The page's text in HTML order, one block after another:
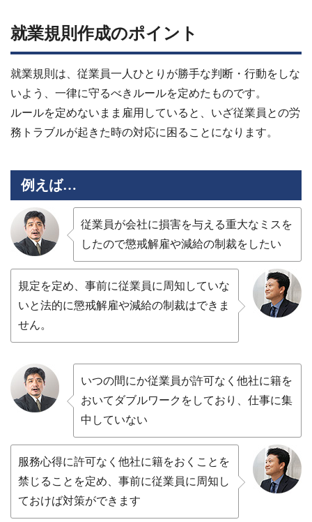
就業規則作成のポイント
就業規則は、従業員一人ひとりが勝手な判断・行動をしな
いよう、一律に守るべきルールを定めたものです。
ルールを定めないまま雇用していると、いざ従業員との労
務トラブルが起きた時の対応に困ることになります。
例えば…
従業員が会社に損害を与える重大なミスを
したので懲戒解雇や減給の制裁をしたい
規定を定め、事前に従業員に周知していな
いと法的に懲戒解雇や減給の制裁はできま
せん。
いつの間にか従業員が許可なく他社に籍を
おいてダブルワークをしており、仕事に集
中していない
服務心得に許可なく他社に籍をおくことを
禁じることを定め、事前に従業員に周知し
ておけば対策ができます